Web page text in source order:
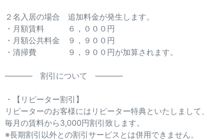
２名入居の場合 追加料金が発生します。
・月額賃料 ６，０００円
・月額公共料金 ９，９００円
・清掃費 ９，９００円が加算されます。
———– 割引について ———–
・【リピーター割引】
リピーターのお客様にはリピーター特典といたしまして、
毎月の賃料から3,000円割引致します。
※長期割引以外との割引サービスとは併用できません。